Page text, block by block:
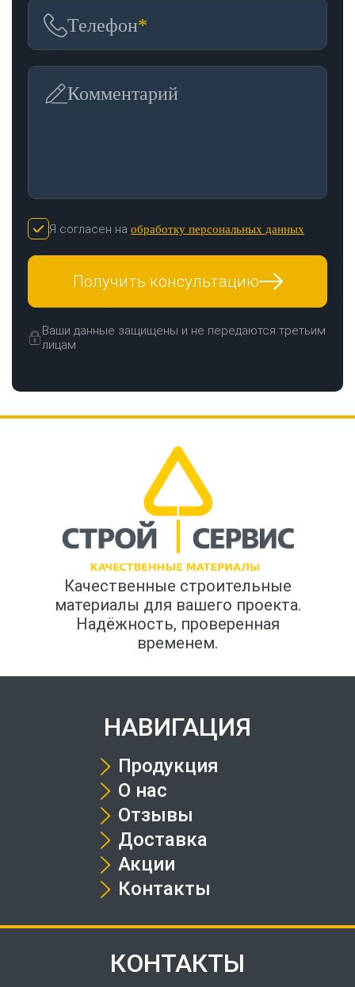
Телефон*
Комментарий
Я согласен на обработку персональных данных
Получить консультацию
Ваши данные защищены и не передаются третьим
лицам
Качественные строительные
материалы для вашего проекта.
Надёжность, проверенная
временем.
НАВИГАЦИЯ
Продукция
О нас
Отзывы
Доставка
Акции
Контакты
КОНТАКТЫ